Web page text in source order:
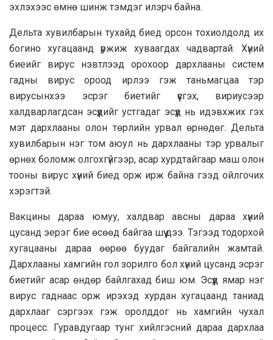
эхлэхээс өмнө шинж тэмдэг илэрч байна.
Дельта хувилбарын тухайд биед орсон тохиолдолд их
богино хугацаанд үржиж хуваагдах чадвартай. Хүний
биеийг вирус нэвтлээд орохоор дархлааны систем
гадны вирус ороод ирлээ гэж таньмагцаа тэр
вирусынхээ эсрэг биетийг үүсгэх, вириусээр
халдварлагдсан эсүүдийг устгадаг эсүүд нь идэвхжих гэх
мэт дархлааны олон төрлийн урвал өрнөдөг. Дельта
хувилбарын нэг том аюул нь дархлааны тэр урвалыг
өрнөх боломж олгохгүйгээр, асар хурдтайгаар маш олон
тооны вирус хүний биед орж ирж байна гээд ойлгочих
хэрэгтэй.
Вакцины дараа юмуу, халдвар авсны дараа хүний
цусанд эерэг бие өсөөд байгаа шүү дээ. Тэгээд тодорхой
хугацааны дараа өөрөө буудаг байгалийн жамтай.
Дархлааны хамгийн гол зорилго бол хүний цусанд эсрэг
биетийг асар өндөр байлгахад биш юм. Эсүүд ямар нэг
вирус гаднаас орж ирэхэд хурдан хугацаанд таниад
дархлааг сэргээх гэж оролддог нь хамгийн чухал
процесс. Гуравдугаар тунг хийлгэсний дараа дархлаа